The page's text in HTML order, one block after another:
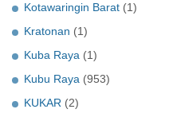
Kotawaringin Barat (1)
Kratonan (1)
Kuba Raya (1)
Kubu Raya (953)
KUKAR (2)